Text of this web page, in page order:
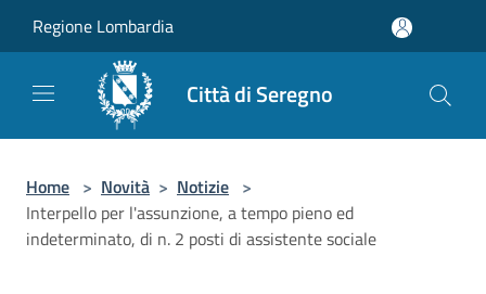
Regione Lombardia
Città di Seregno
Home > Novità > Notizie >
Interpello per l'assunzione, a tempo pieno ed
indeterminato, di n. 2 posti di assistente sociale